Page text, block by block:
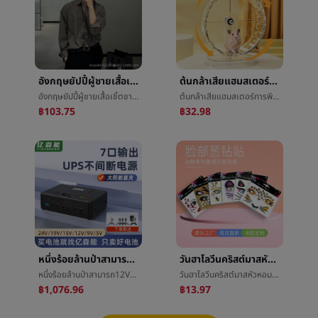
อังกฤษยัปปี้ผู้ชายเสื้อเชิ้ตชายแขนยาวสูงความรู้สึกสีเทาแสงสุกลมสูทภายในเอาเสื้อเชิ้ตoversize
อังกฤษยัปปี้ผู้ชายเสื้อเชิ้ตชายแขนยาวสูงความรู้สึกสีเทาแสงสุกลมสูทภายในเอาเสื้อเชิ้ตoversize
฿103.75
ต้นกล้าเสียแฮมสเตอร์การพิมพ์Muteวิ่งรอบวัตคินส์แบกวงดนตรียืนæ»รอบวงดนตรีการเคลื่อนไหวของเล่นเสียç©วิ่งæ­¥บทความG
ต้นกล้าเสียแฮมสเตอร์การพิมพ์Muteวิ่งรอบวัตคินส์แบกวงดนตรียืนæ»รอบวงดนตรีการเคลื่อนไหวของเล่นเสียç©วิ่งæ­¥บทความG
฿32.98
หนึ่งร้อยล้านป่าสามารถ12Vแบตเตอรี่ลิเธียมกลุ่ม24v19vå¤åสามารถสำรองเพาเวอร์ซัพพลายUPSไม่ขัดจังหวะ15V9V5โวลต์ความจุสูง
หนึ่งร้อยล้านป่าสามารถ12Vแบตเตอรี่ลิเธียมกลุ่ม24v19vå¤åสามารถสำรองเพาเวอร์ซัพพลายUPSไม่ขัดจังหวะ15V9V5โวลต์ความจุสูง
฿1,076.96
วันฮาโลวีนคริสต์มาสหัวหอมเพชรใบหน้าแปะงานเทศกาลงานเลี้ยงเวทีแต่งตัวใบหน้าแปะแต่งหน้างานราตรีแฟลชผงเพชรç³หน้ากากแปะ
วันฮาโลวีนคริสต์มาสหัวหอมเพชรใบหน้าแปะงานเทศกาลงานเลี้ยงเวทีแต่งตัวใบหน้าแปะแต่งหน้างานราตรีแฟลชผงเพชรç³หน้ากากแปะ
฿13.97